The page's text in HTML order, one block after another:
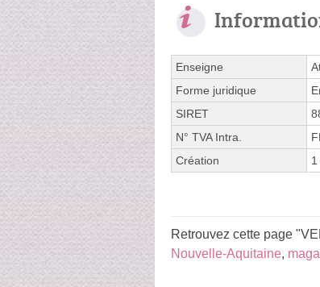
Enseigne
Forme juridique
SIRET
N° TVA Intra.
Création
Retrouvez cette page
Nouvelle-Aquitaine,